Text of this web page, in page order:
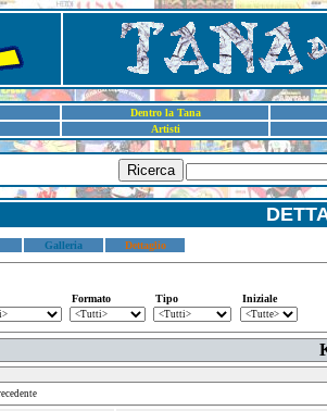
Dentro la Tana
Artisti
Ricerca
Galleria Dettaglio
Formato Tipo Iniziale